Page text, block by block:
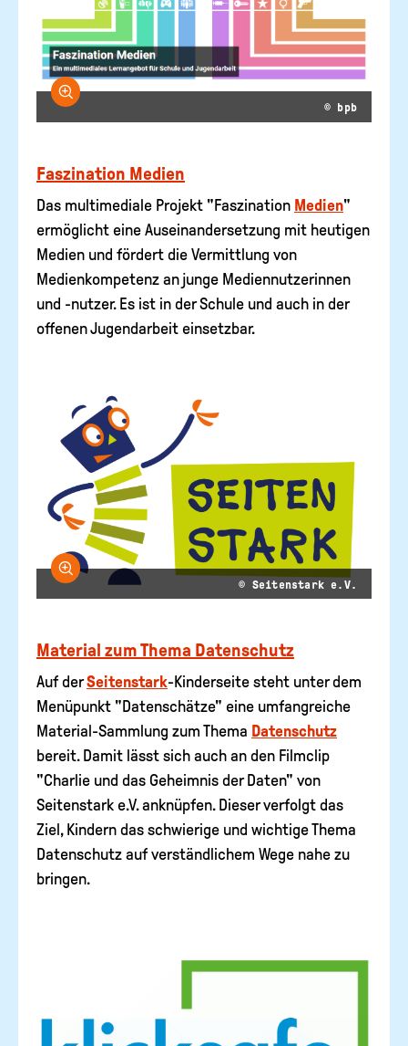
Bild vergrößern
© bpb
Faszination Medien
Das multimediale Projekt "Faszination Medien"
ermöglicht eine Auseinandersetzung mit heutigen
Medien und fördert die Vermittlung von
Medienkompetenz an junge Mediennutzerinnen
und -nutzer. Es ist in der Schule und auch in der
offenen Jugendarbeit einsetzbar.
Bild vergrößern
© Seitenstark e.V.
Material zum Thema Datenschutz
Auf derSeitenstark-Kinderseite steht unter dem
Menüpunkt "Datenschätze" eine umfangreiche
Material-Sammlung zum Thema Datenschutz
bereit. Damit lässt sich auch an den Filmclip
"Charlie und das Geheimnis der Daten" von
Seitenstark e.V. anknüpfen. Dieser verfolgt das
Ziel, Kindern das schwierige und wichtige Thema
Datenschutz auf verständlichem Wege nahe zu
bringen.